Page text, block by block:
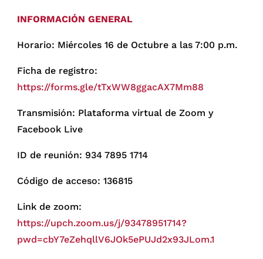
INFORMACIÓN GENERAL
Horario: Miércoles 16 de Octubre a las 7:00 p.m.
Ficha de registro:
https://forms.gle/tTxWW8ggacAX7Mm88
Transmisión: Plataforma virtual de Zoom y
Facebook Live
ID de reunión: 934 7895 1714
Código de acceso: 136815
Link de zoom:
https://upch.zoom.us/j/93478951714?
pwd=cbY7eZehqllV6JOk5ePUJd2x93JLom.1